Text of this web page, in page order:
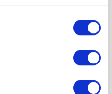
Dostawca z
AliExpress)
(zazwyczaj od
7 do 21 dni)